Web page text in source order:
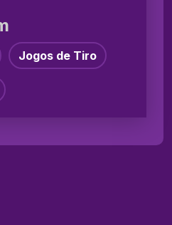
Jogos de Tiro